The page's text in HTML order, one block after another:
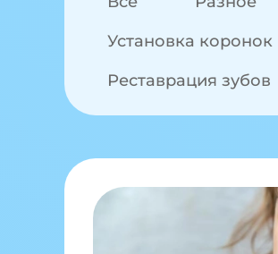
Установка коронок
Реставрация зубов